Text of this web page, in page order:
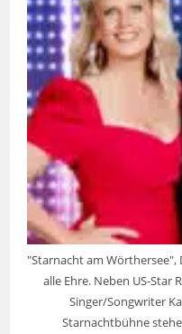
"Starnacht am
alle Ehre. Neben US-Star
Singer/Songwriter
Starnachtbühne